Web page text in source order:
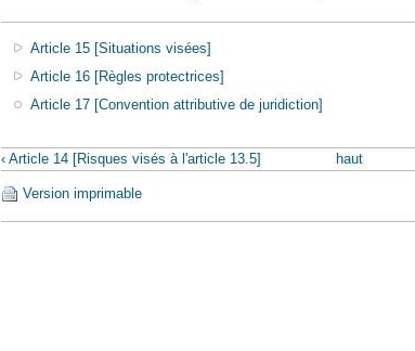
Article 15 [Situations visées]
Article 16 [Règles protectrices]
Article 17 [Convention attributive de juridiction]
‹ Article 14 [Risques visés à l'article 13.5] haut
Version imprimable